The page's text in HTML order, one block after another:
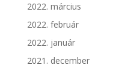
2022. március
2022. február
2022. január
2021. december